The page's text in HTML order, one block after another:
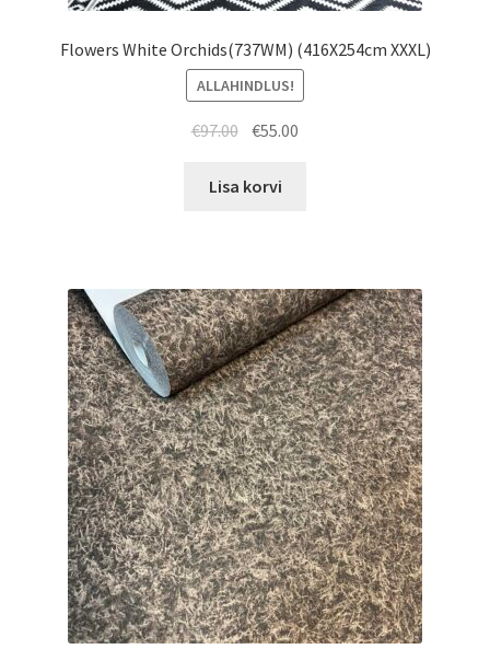
Flowers White Orchids(737WM) (416X254cm XXXL)
ALLAHINDLUS!
€97.00 Algne
oli:
€55.00
Lisa korvi